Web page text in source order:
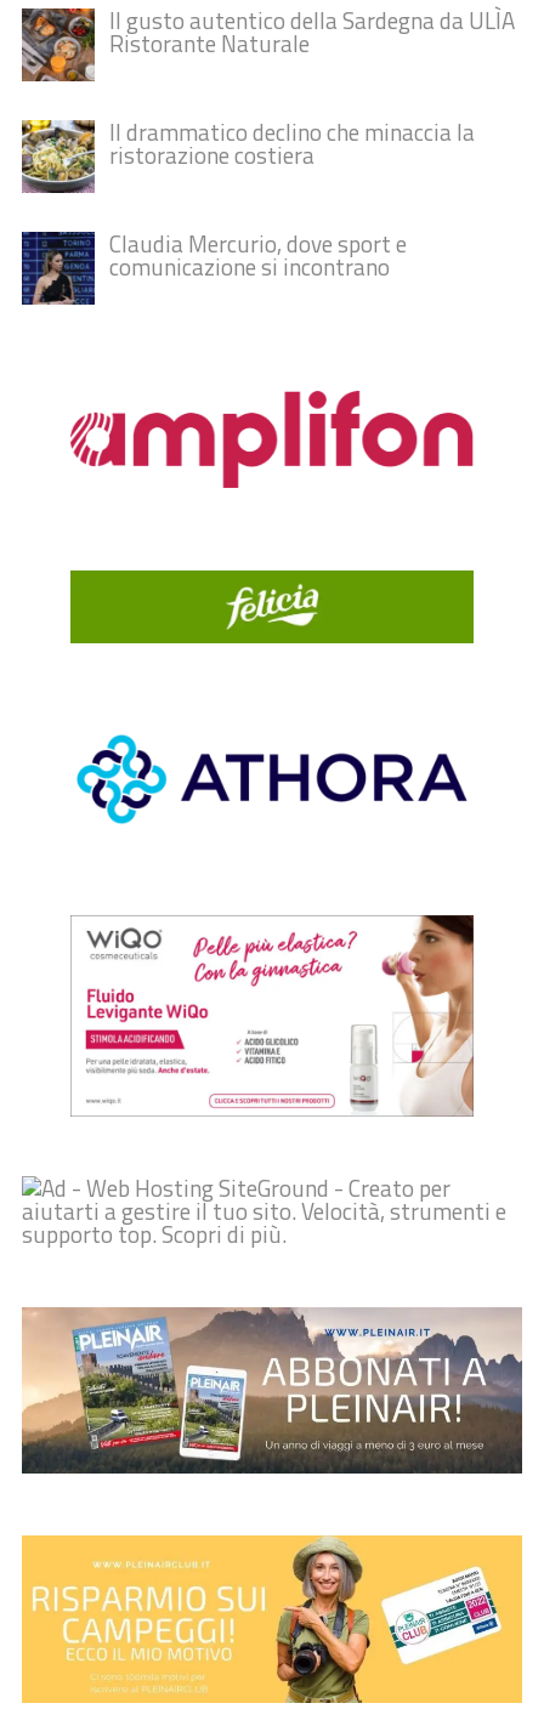
Il gusto autentico della Sardegna da ULÌA
Ristorante Naturale
Il drammatico declino che minaccia la
ristorazione costiera
Claudia Mercurio, dove sport e
comunicazione si incontrano